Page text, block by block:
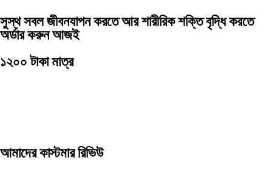
সুস্থ সবল জীবনযাপন করতে আর শারীরিক শক্তি বৃদ্ধি করতে
অর্ডার করুন আজই
১২০০ টাকা মাত্র
আমাদের কাস্টমার রিভিউ